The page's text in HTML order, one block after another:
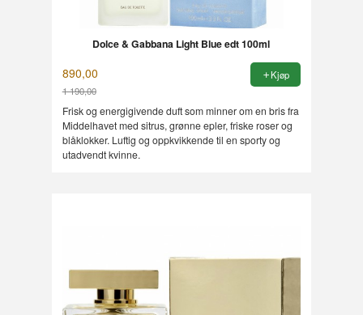
Dolce & Gabbana Light Blue edt 100ml
890,00
1 190,00
Rabatt
Kjøp
Frisk og energigivende duft som minner om en bris fra
Middelhavet med sitrus, grønne epler, friske roser og
blåklokker. Luftig og oppkvikkende til en sporty og
utadvendt kvinne.